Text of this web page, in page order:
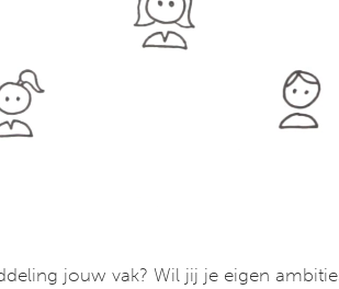
jouw vak? Wil jij je eigen